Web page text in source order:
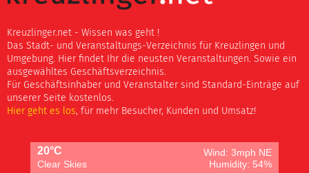
Kreuzlinger.net - Wissen was geht !
Das Stadt- und Veranstaltungs-Verzeichnis für Kreuzlingen und
Umgebung. Hier findet Ihr die neusten Veranstaltungen. Sowie ein
ausgewähltes Geschäftsverzeichnis.
Für Geschäftsinhaber und Veranstalter sind Standard-Einträge auf
unserer Seite kostenlos.
Hier geht es los, für mehr Besucher, Kunden und Umsatz!
20°C
Wind: 3mph NE
Clear Skies
Humidity: 54%